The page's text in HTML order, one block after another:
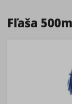
Fľaša